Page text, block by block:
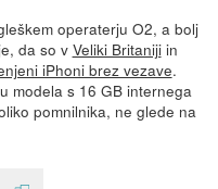
operaterju O2, a bolj
da so v Veliki Britanijiin
iPhoni brez vezave.
modela s 16 GB internega
pomnilnika, ne glede na